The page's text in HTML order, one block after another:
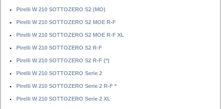
Pirelli W 210 SOTTOZERO S2 (MO)
Pirelli W 210 SOTTOZERO S2 MOE R-F
Pirelli W 210 SOTTOZERO S2 MOE R-F XL
Pirelli W 210 SOTTOZERO S2 R-F
Pirelli W 210 SOTTOZERO S2 R-F (*)
Pirelli W 210 SOTTOZERO Serie 2
Pirelli W 210 SOTTOZERO Serie 2 R-F *
Pirelli W 210 SOTTOZERO Serie 2 XL